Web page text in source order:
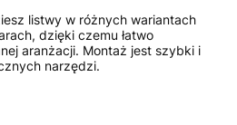
listwy w różnych wariantach
dzięki czemu łatwo
aranżacji. Montaż jest szybki i
narzędzi.